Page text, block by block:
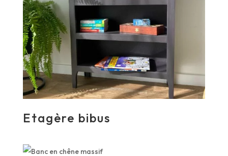
Etagère bibus